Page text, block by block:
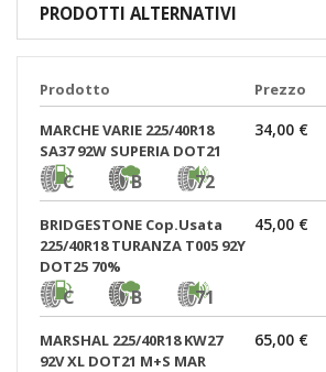
PRODOTTI ALTERNATIVI
Prodotto Prezzo
MARCHE VARIE 225/40R18
SA37 92W SUPERIA DOT21
C B 72
34,00 €
BRIDGESTONE Cop.Usata
225/40R18 TURANZA T005 92Y
DOT25 70%
C B 71
45,00 €
MARSHAL 225/40R18 KW27
92V XL DOT21 M+S MAR
65,00 €